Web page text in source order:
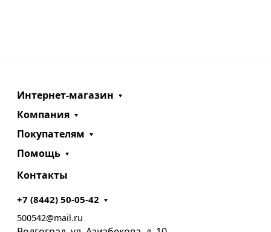
Интернет-магазин
Компания
Покупателям
Помощь
Контакты
+7 (8442) 50-05-42
500542@mail.ru